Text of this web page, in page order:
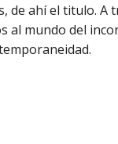
de ahí el titulo.
mundo del